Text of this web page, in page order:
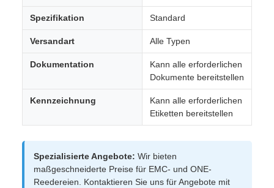
Spezifikation Standard
Versandart Alle Typen
Dokumentation
Kann alle erforderlichen
Dokumente bereitstellen
Kennzeichnung
Kann alle erforderlichen
Etiketten bereitstellen
Spezialisierte Angebote: Wir bieten
maßgeschneiderte Preise für EMC- und ONE-
Reedereien. Kontaktieren Sie uns für Angebote mit